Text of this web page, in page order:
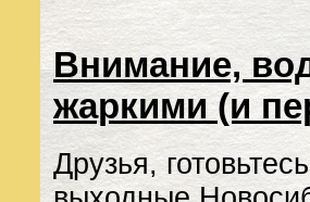
Внимание,
жаркими (и
Друзья,